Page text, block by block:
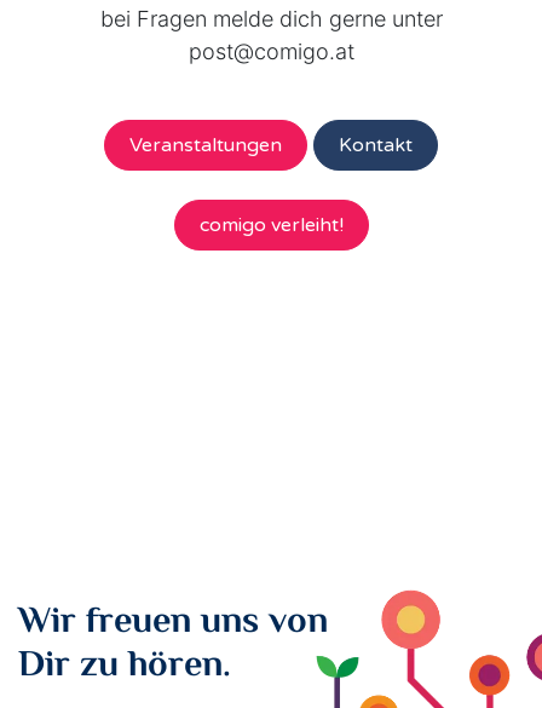
bei Fragen melde dich gerne unter
post@comigo.at
Veranstaltungen Kontakt
comigo verleiht!
Wir freuen uns von
Dir zu hören.